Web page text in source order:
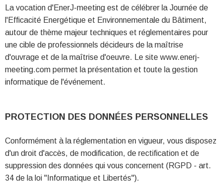
La vocation d'EnerJ-meeting est de célébrer la Journée de
l'Efficacité Energétique et Environnementale du Bâtiment,
autour de thème majeur techniques et réglementaires pour
une cible de professionnels décideurs de la maîtrise
d'ouvrage et de la maîtrise d'oeuvre. Le site www.enerj-
meeting.com permet la présentation et toute la gestion
informatique de l'événement.
PROTECTION DES DONNÉES PERSONNELLES
Conformément à la réglementation en vigueur, vous disposez
d'un droit d'accès, de modification, de rectification et de
suppression des données qui vous concernent (RGPD - art.
34 de la loi "Informatique et Libertés").